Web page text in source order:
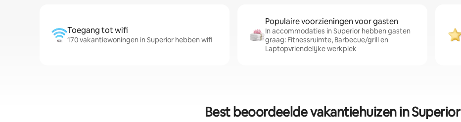
Toegang tot wifi
170 vakantiewoningen in Superior hebben wifi
Populaire voorzieningen voor gasten
In accommodaties in Superior hebben gasten
graag: Fitnessruimte, Barbecue/grill en
Laptopvriendelijke werkplek
Best beoordeelde vakantiehuizen in Superior